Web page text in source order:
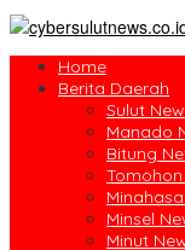
Home
Berita Daerah
Sulut
Manado
Bitung
Minsel
Minut